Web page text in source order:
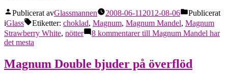
Publicerat avGlassmannen 2008-06-11 2012-08-06
Publicerat
iGlass Etiketter: choklad, Magnum, Magnum Mandel, Magnum
Strawberry White, nötter 8 kommentarertill Magnum Mandel har
det mesta
Magnum Double bjuder på överflöd